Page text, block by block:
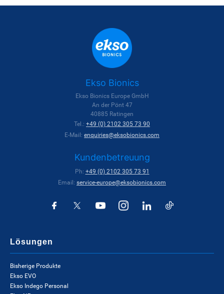
Ekso Bionics
Ekso Bionics Europe GmbH
An der Pönt 47
40885 Ratingen
Tel.: +49 (0) 2102 305 73 90
E-Mail: enquiries@eksobionics.com
Kundenbetreuung
Ph: +49 (0) 2102 305 73 91
Email: service-europe@eksobionics.com
Lösungen
Bisherige Produkte
Ekso EVO
Ekso Indego Personal